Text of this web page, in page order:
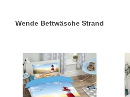
Wende Bettwäsche Strand